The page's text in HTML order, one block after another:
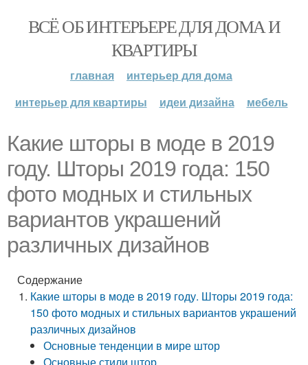
ВСЁ ОБ ИНТЕРЬЕРЕ ДЛЯ ДОМА И
КВАРТИРЫ
главная
интерьер для дома
интерьер для квартиры
идеи дизайна мебель
Какие шторы в моде в 2019
году. Шторы 2019 года: 150
фото модных и стильных
вариантов украшений
различных дизайнов
Содержание
Какие шторы в моде в 2019 году. Шторы 2019 года:
150 фото модных и стильных вариантов украшений
различных дизайнов
Основные тенденции в мире штор